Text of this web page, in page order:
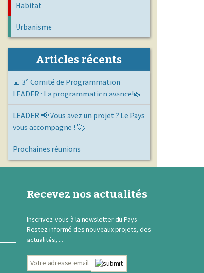
Habitat
Urbanisme
Articles récents
📅 3ᵉ Comité de Programmation
LEADER : La programmation avance!🌿
LEADER 📢 Vous avez un projet ? Le Pays
vous accompagne ! 🚀
Prochaines réunions
Recevez nos actualités
Inscrivez-vous à la newsletter du Pays
Restez informé des nouveaux projets, des
actualités, ...